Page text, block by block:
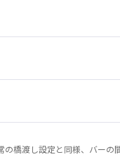
橋渡し設定と同様、バーの